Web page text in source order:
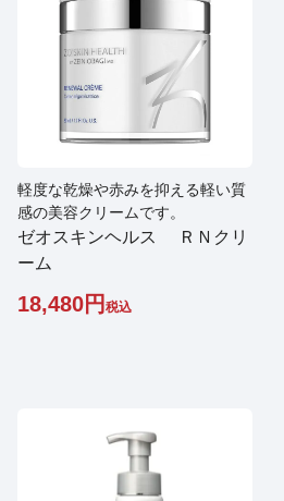
軽度な乾燥や赤みを抑える軽い質
感の美容クリームです。
ゼオスキンヘルス ＲＮクリ
ーム
18,480 税込